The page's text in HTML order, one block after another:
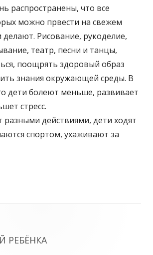
распространены, что все
можно првести на свежем
делают. Pисование, рукоделие,
театр, песни и танцы,
поощрять здоровый образ
знания окружающей среды. В
дети болеют меньше, развивает
стресс.
разными действиями, дети ходят
спортом, ухаживают за
РЕБЁНКА